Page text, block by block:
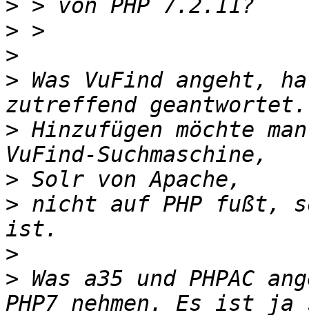
>
>
>
> Was VuFind angeht,
> Hinzufügen möchte
>
> nicht auf PHP fußt,
>
> Was a35 und PHPAC